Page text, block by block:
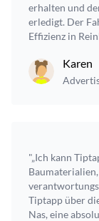
erhalten und
erledigt. Der
Effizienz in
Karen
"„Ich kann
Tiptapp über
Nas, eine